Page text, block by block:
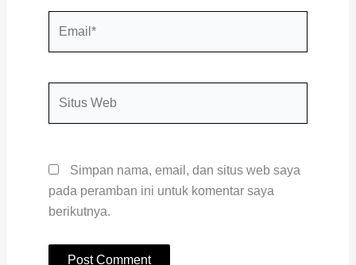
Simpan nama, email, dan situs web saya
pada peramban ini untuk komentar saya
berikutnya.